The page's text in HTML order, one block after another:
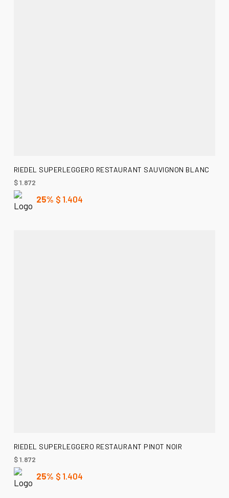
AÑADIR AL CARRITO
RIEDEL SUPERLEGGERO RESTAURANT SAUVIGNON BLANC
$1.872
25% $ 1.404
AÑADIR AL CARRITO
RIEDEL SUPERLEGGERO RESTAURANT PINOT NOIR
$1.872
25% $ 1.404